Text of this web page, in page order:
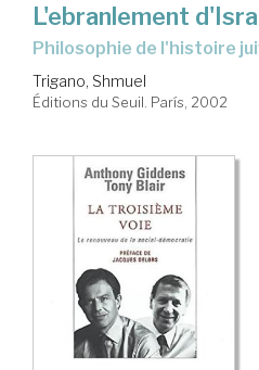
L'ebranlement
philosophie de l'histoire
Trigano, Shmuel
Éditions du Seuil. París, 2002